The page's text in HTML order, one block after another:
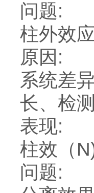
问题:
柱外效
原因:
系统差
长、检
表现:
柱效（
问题: